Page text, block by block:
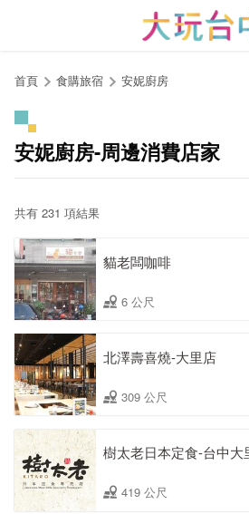
首頁 食購旅宿 安妮廚房
安妮廚房-周邊消費店家
共有 231 項結果
貓老闆咖啡
6 公尺
北澤壽喜燒-大里店
309 公尺
樹太老日本定食-台中大
419 公尺